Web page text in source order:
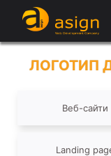
ЛОГОТИП
Веб-сайти
Landing